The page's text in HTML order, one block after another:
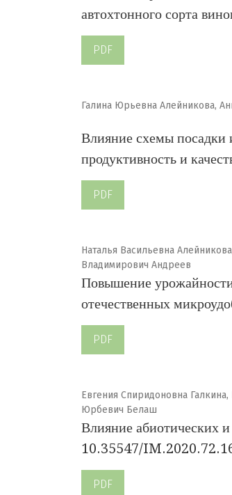
автохтонного сорта
PDF
Галина Юрьевна Алейникова,
Влияние схемы посадки
продуктивность и
PDF
Наталья Васильевна
Владимирович Андреев
Повышение урожайности
отечественных
PDF
Евгения Спиридоновна
Юрбевич Белаш
Влияние абиотических
10.35547/
PDF